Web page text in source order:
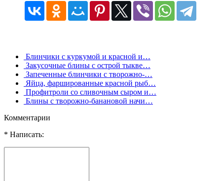
Блинчики с куркумой и красной и…
Закусочные блины с острой тыкве…
Запеченные блинчики с творожно-…
Яйца, фаршированные красной рыб…
Профитроли со сливочным сыром и…
Блины с творожно-банановой начи…
Комментарии
* Написать: